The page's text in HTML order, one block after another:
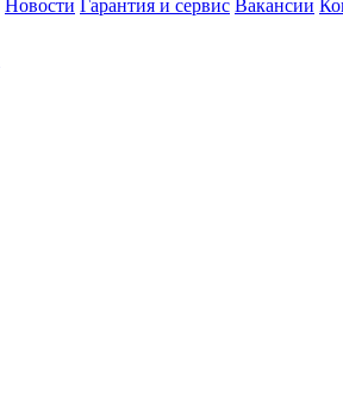
Новости Гарантия и сервис Вакансии